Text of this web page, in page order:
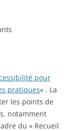
pour
pratiques« . La
les points de
notamment
du « Recueil